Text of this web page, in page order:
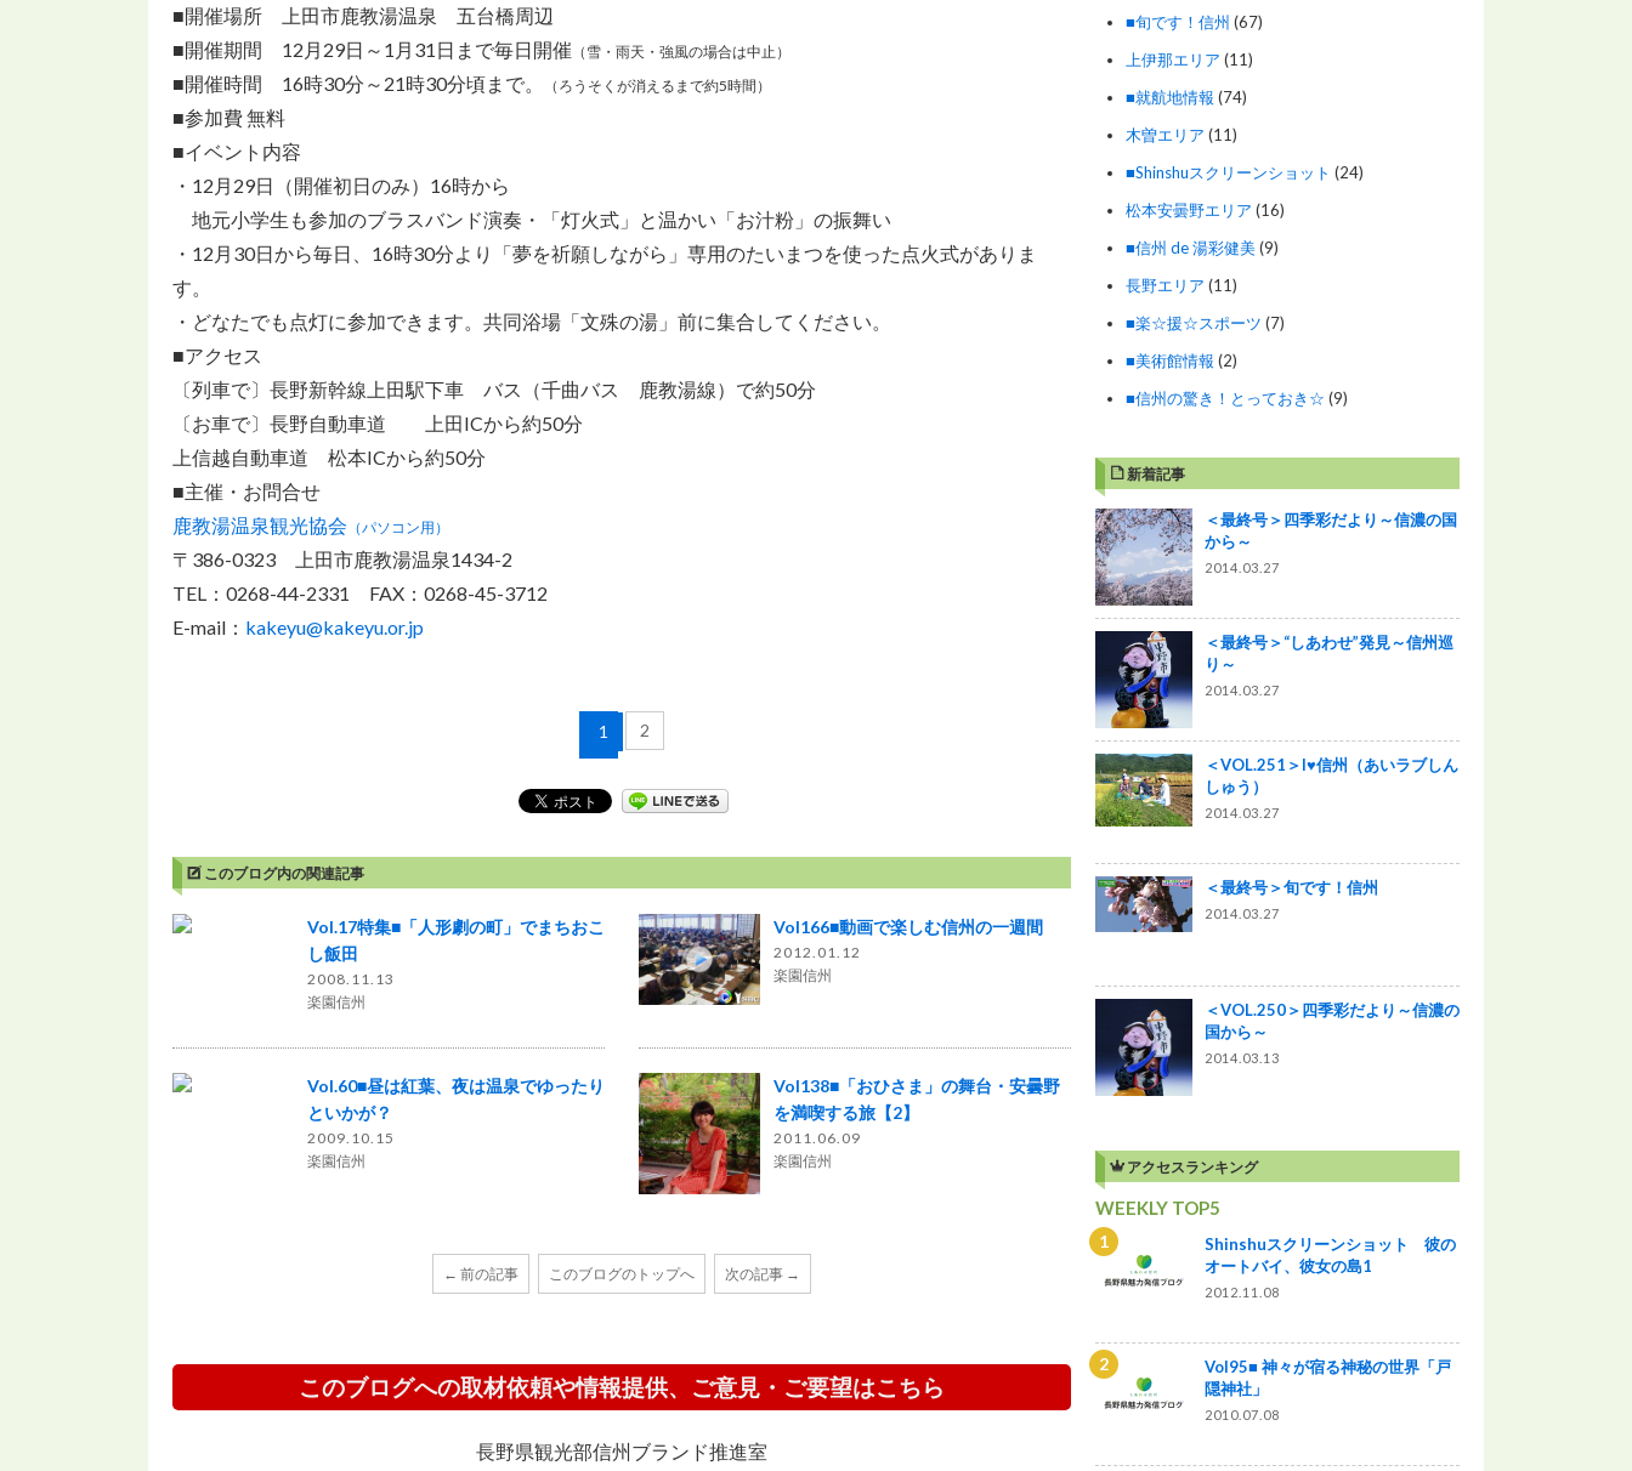
■開催場所 上田市鹿教湯温泉 五台橋周辺
■開催期間 12月29日～1月31日まで毎日開催 （雪・雨天・強風の場合は中止）
■開催時間 16時30分～21時30分頃まで。 （ろうそくが消えるまで約5時間）
■参加費 無料
■イベント内容
・12月29日（開催初日のみ）16時から
地元小学生も参加のブラスバンド演奏・「灯火式」と温かい「お汁粉」の振舞い
・12月30日から毎日、16時30分より「夢を祈願しながら」専用のたいまつを使った点火式がありま
す。
・どなたでも点灯に参加できます。共同浴場「文殊の湯」前に集合してください。
■アクセス
〔列車で〕長野新幹線上田駅下車 バス（千曲バス 鹿教湯線）で約50分
〔お車で〕長野自動車道 上田ICから約50分
上信越自動車道 松本ICから約50分
■主催・お問合せ
鹿教湯温泉観光協会 （パソコン用）
〒386-0323 上田市鹿教湯温泉1434-2
TEL：0268-44-2331 FAX：0268-45-3712
E-mail： kakeyu@kakeyu.or.jp
1 2
このブログ内の関連記事
Vol.17特集■「人形劇の町」でまちおこ
し飯田
2008.11.13
楽園信州
Vol166■動画で楽しむ信州の一週間
2012.01.12
楽園信州
Vol.60■昼は紅葉、夜は温泉でゆったり
といかが？
2009.10.15
楽園信州
Vol138■「おひさま」の舞台・安曇野
を満喫する旅【2】
2011.06.09
楽園信州
← 前の記事 このブログのトップへ 次の記事 →
このブログへの取材依頼や情報提供、ご意見・ご要望はこちら
長野県観光部信州ブランド推進室
■旬です！信州 (67)
上伊那エリア (11)
■就航地情報 (74)
木曽エリア (11)
■Shinshuスクリーンショット (24)
松本安曇野エリア (16)
■信州 de 湯彩健美(9)
長野エリア (11)
■楽☆援☆スポーツ (7)
■美術館情報 (2)
■信州の驚き！とっておき☆ (9)
新着記事
＜最終号＞四季彩だより～信濃の国
から～
2014.03.27
＜最終号＞“しあわせ”発見～信州巡
り～
2014.03.27
＜VOL.251＞I♥信州（あいラブしん
しゅう）
2014.03.27
＜最終号＞旬です！信州
2014.03.27
＜VOL.250＞四季彩だより～信濃の
国から～
2014.03.13
アクセスランキング
WEEKLY TOP5
Shinshuスクリーンショット 彼の
オートバイ、彼女の島1
2012.11.08
Vol95■ 神々が宿る神秘の世界「戸
隠神社」
2010.07.08